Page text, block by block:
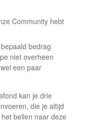
Community hebt
bedrag
niet overheen
een paar
kan je drie
die je altijd
bellen naar deze